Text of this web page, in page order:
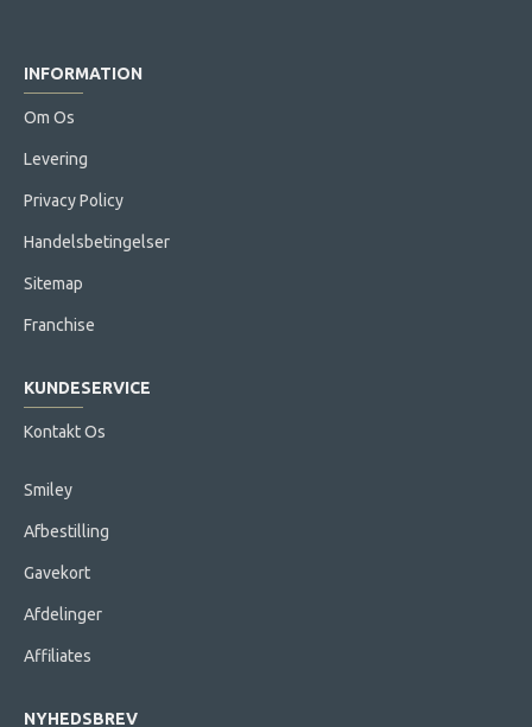
INFORMATION
Om Os
Levering
Privacy Policy
Handelsbetingelser
Sitemap
Franchise
KUNDESERVICE
Kontakt Os
Smiley
Afbestilling
Gavekort
Afdelinger
Affiliates
NYHEDSBREV